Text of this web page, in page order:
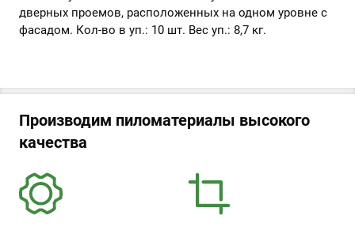
дверных проемов, расположенных на одном уровне с
фасадом. Кол-во в уп.: 10 шт. Вес уп.: 8,7 кг.
Производим пиломатериалы высокого
качества